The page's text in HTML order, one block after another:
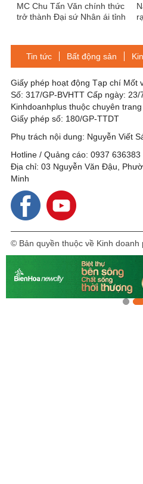
MC Chu Tấn Văn chính thức
trở thành Đại sứ Nhân ái tỉnh
Tin tức Bất động sản
Giấy phép hoạt động Tạp chí Mốt
Số: 317/GP-BVHTT Cấp ngày: 23/
Kinhdoanhplus thuộc chuyên
Giấy phép số: 180/GP-TTDT
Phụ trách nội dung: Nguyễn Viết
Hotline / Quảng cáo: 0937 636383
Địa chỉ: 03 Nguyễn Văn Đậu,
Minh
© Bản quyền thuộc về Kinh doanh